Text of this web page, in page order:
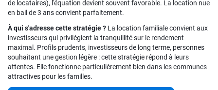
de locataires), l'équation devient souvent favorable. La location nue
en bail de 3 ans convient parfaitement.
À qui s'adresse cette stratégie ? La location familiale convient aux
investisseurs qui privilégient la tranquillité sur le rendement
maximal. Profils prudents, investisseurs de long terme, personnes
souhaitant une gestion légère : cette stratégie répond à leurs
attentes. Elle fonctionne particulièrement bien dans les communes
attractives pour les familles.